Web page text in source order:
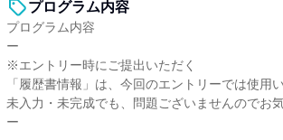
プログラム内容
プログラム内容
ー
※エントリー時にご提出いただく
「履歴書情報」は、今回のエントリーでは使用
未入力・未完成でも、問題ございませんのでお
ー